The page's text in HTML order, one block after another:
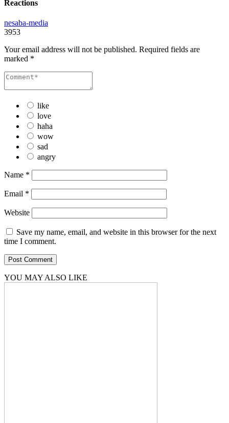
Reactions
nesaba-media
3953
Your email address will not be published. Required fields are
marked *
like
love
haha
wow
sad
angry
Name *
Email *
Website
Save my name, email, and website in this browser for the next
time I comment.
YOU MAY ALSO LIKE